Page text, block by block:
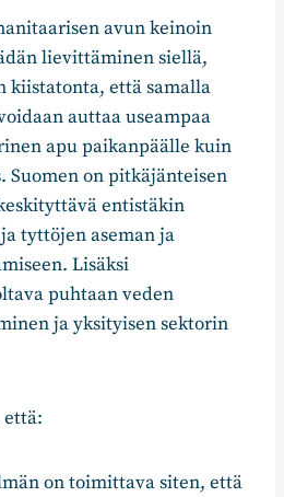
avun keinoin
lievittäminen siellä,
kiistatonta, että samalla
auttaa useampaa
apu paikanpäälle kuin
Suomen on pitkäjänteisen
entistäkin
tyttöjen aseman ja
Lisäksi
puhtaan veden
ja yksityisen sektorin
että:
on toimittava siten, että